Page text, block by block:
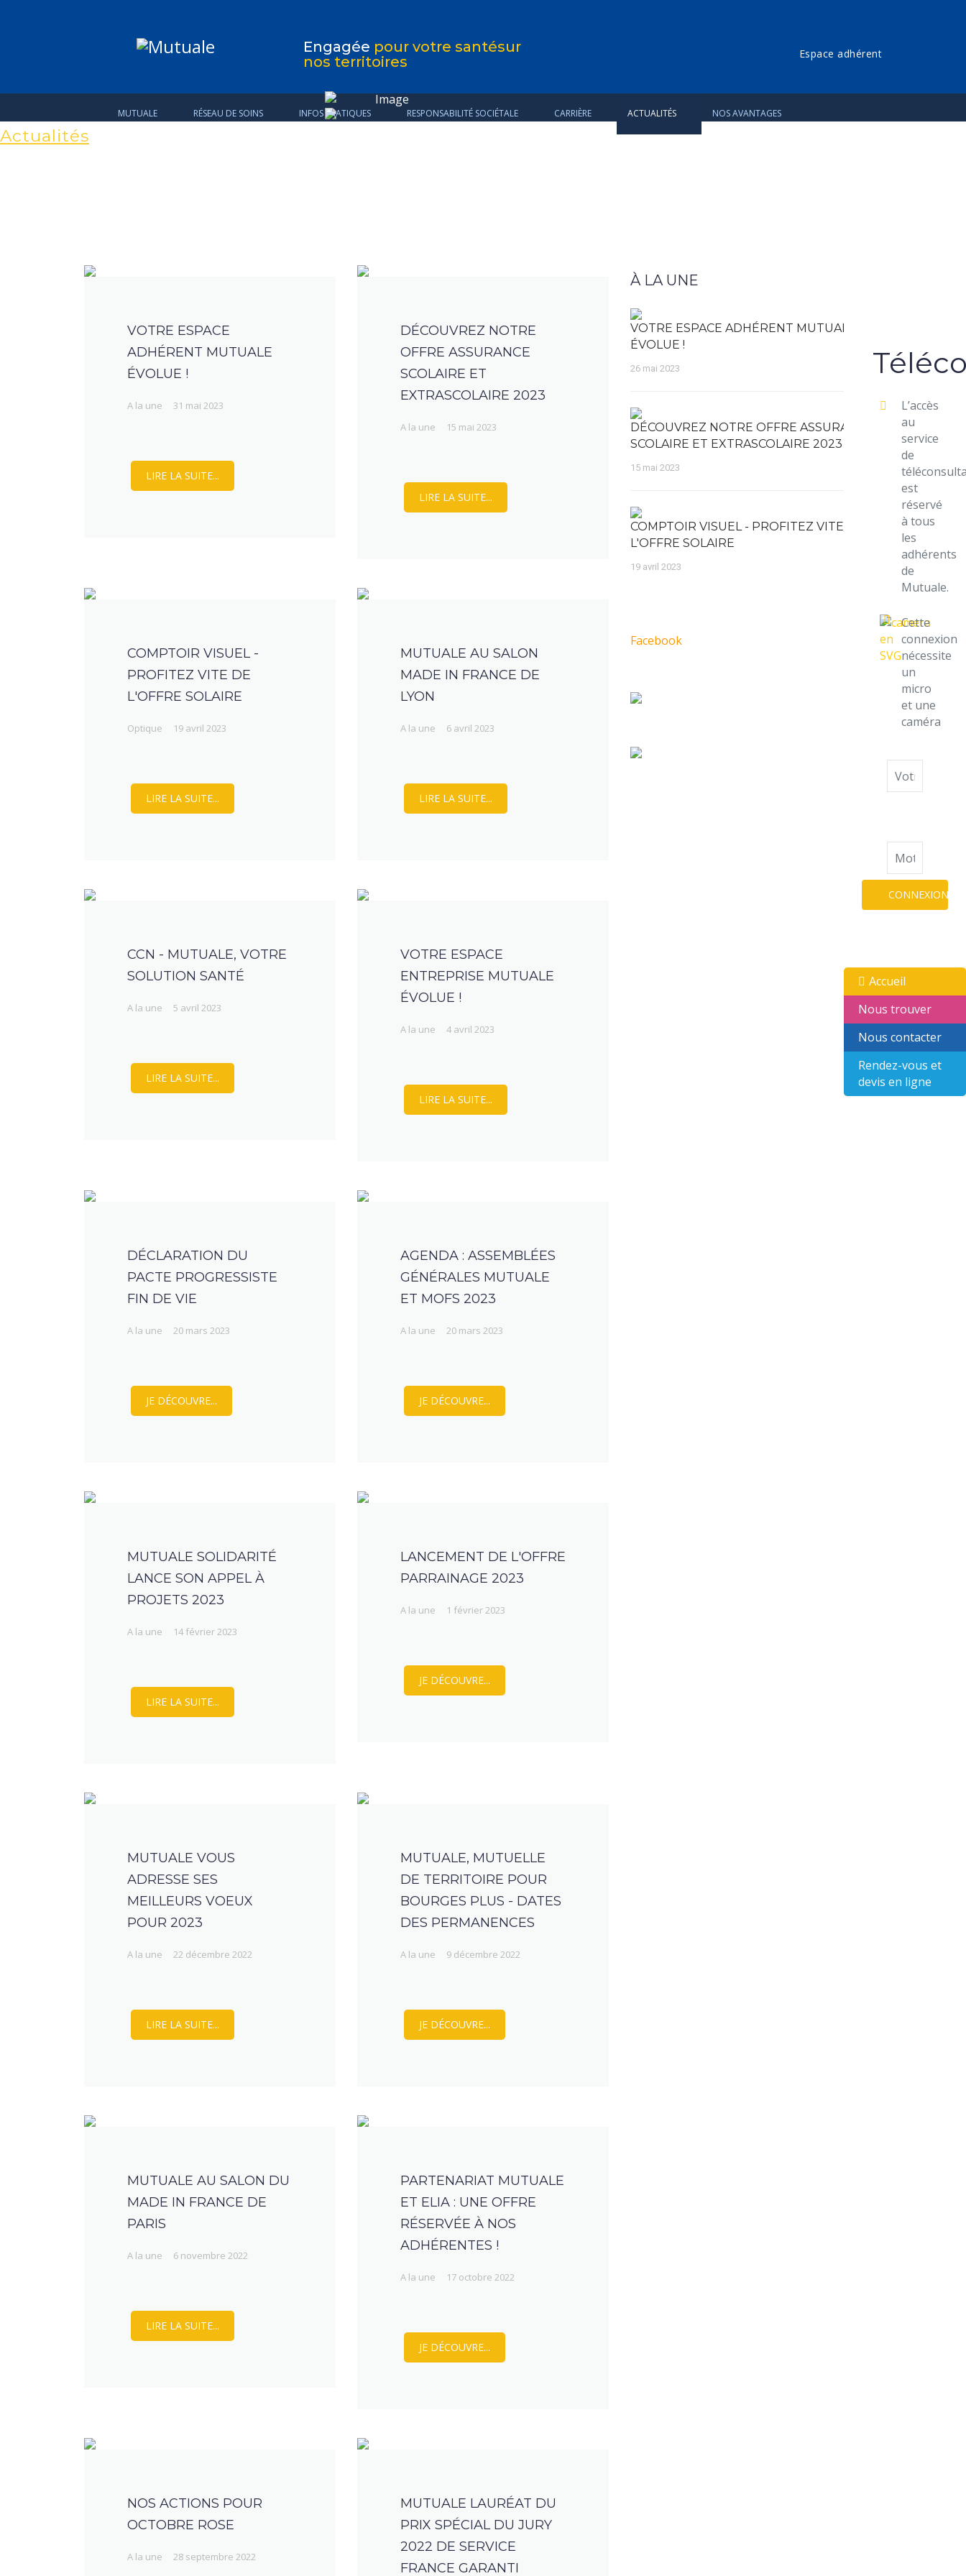
Engagée pour votre santésur
nos territoires
Espace adhérent
L’accès
au
service
de
est
réservé
à tous
les
adhérents
de
Mutuale.
Cette
connexion
nécessite
un
micro
et une
caméra
CONNEXION
Accueil
Nous trouver
Nous contacter
Rendez-vous et
devis en ligne
MUTUALE RÉSEAU DE SOINS INFOS PRATIQUES RESPONSABILITÉ SOCIÉTALE CARRIÈRE ACTUALITÉS NOS AVANTAGES
Actualités
VOTRE ESPACE
ADHÉRENT MUTUALE
ÉVOLUE !
A la une 31 mai 2023
LIRE LA SUITE...
DÉCOUVREZ NOTRE
OFFRE ASSURANCE
SCOLAIRE ET
EXTRASCOLAIRE 2023
A la une 15 mai 2023
LIRE LA SUITE...
COMPTOIR VISUEL -
PROFITEZ VITE DE
L'OFFRE SOLAIRE
Optique 19 avril 2023
LIRE LA SUITE...
MUTUALE AU SALON
MADE IN FRANCE DE
LYON
A la une 6 avril 2023
LIRE LA SUITE...
CCN - MUTUALE, VOTRE
SOLUTION SANTÉ
A la une 5 avril 2023
LIRE LA SUITE...
VOTRE ESPACE
ENTREPRISE MUTUALE
ÉVOLUE !
A la une 4 avril 2023
LIRE LA SUITE...
DÉCLARATION DU
PACTE PROGRESSISTE
FIN DE VIE
A la une 20 mars 2023
JE DÉCOUVRE...
AGENDA : ASSEMBLÉES
GÉNÉRALES MUTUALE
ET MOFS 2023
A la une 20 mars 2023
JE DÉCOUVRE...
MUTUALE SOLIDARITÉ
LANCE SON APPEL À
PROJETS 2023
A la une 14 février 2023
LIRE LA SUITE...
LANCEMENT DE L'OFFRE
PARRAINAGE 2023
A la une 1 février 2023
JE DÉCOUVRE...
MUTUALE VOUS
ADRESSE SES
MEILLEURS VOEUX
POUR 2023
A la une 22 décembre 2022
LIRE LA SUITE...
MUTUALE, MUTUELLE
DE TERRITOIRE POUR
BOURGES PLUS - DATES
DES PERMANENCES
A la une 9 décembre 2022
JE DÉCOUVRE...
MUTUALE AU SALON DU
MADE IN FRANCE DE
PARIS
A la une 6 novembre 2022
LIRE LA SUITE...
PARTENARIAT MUTUALE
ET ELIA : UNE OFFRE
RÉSERVÉE À NOS
ADHÉRENTES !
A la une 17 octobre 2022
JE DÉCOUVRE...
NOS ACTIONS POUR
OCTOBRE ROSE
A la une 28 septembre 2022
MUTUALE LAURÉAT DU
PRIX SPÉCIAL DU JURY
2022 DE SERVICE
FRANCE GARANTI
À LA UNE
VOTRE ESPACE ADHÉRENT MUTUALE
ÉVOLUE !
26 mai 2023
DÉCOUVREZ NOTRE OFFRE ASSURANCE
SCOLAIRE ET EXTRASCOLAIRE 2023
15 mai 2023
COMPTOIR VISUEL - PROFITEZ VITE DE
L'OFFRE SOLAIRE
19 avril 2023
Facebook